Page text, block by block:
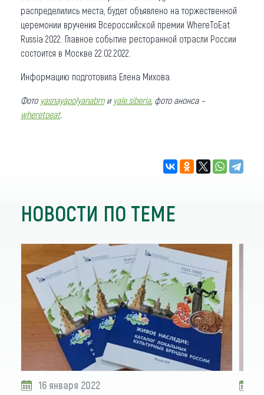
распределились места, будет объявлено на торжественной
церемонии вручения Всероссийской премии WhereToEat
Russia 2022. Главное событие ресторанной отрасли России
состоится в Москве 22.02.2022.
Информацию подготовила Елена Михова.
Фото yasnayapolyanabrnи yale.siberia, фото анонса –
wheretoeat.
НОВОСТИ ПО ТЕМЕ
16 января 2022